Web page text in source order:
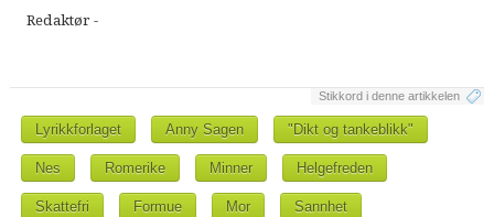
Redaktør -
Stikkord i denne artikkelen
Lyrikkforlaget Anny Sagen "Dikt og tankeblikk"
Nes Romerike Minner Helgefreden
Skattefri Formue Mor Sannhet